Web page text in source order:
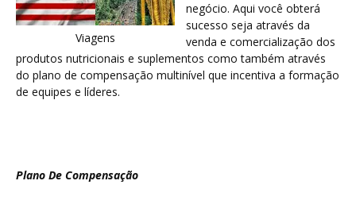
Viagens
negócio. Aqui você obterá
sucesso seja através da
venda e comercialização dos
produtos nutricionais e suplementos como também através
do plano de compensação multinível que incentiva a formação
de equipes e líderes.
Plano De Compensação